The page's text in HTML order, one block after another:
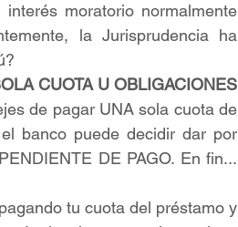
moratorio normalmente
la Jurisprudencia ha
CUOTA U OBLIGACIONES
de pagar UNA sola cuota de
banco puede decidir dar por
DE PAGO. En fin...
tu cuota del préstamo y